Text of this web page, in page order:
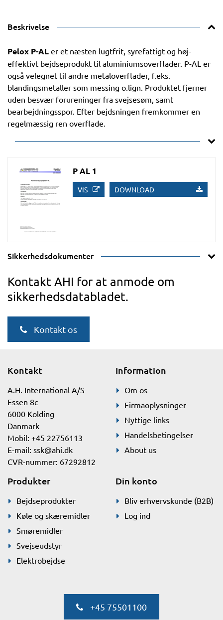
Beskrivelse
Pelox P-AL er et næsten lugtfrit, syrefattigt og høj-
effektivt bejdseprodukt til aluminiumsoverflader. P-AL er
også velegnet til andre metaloverflader, f.eks.
blandingsmetaller som messing o.lign. Produktet fjerner
uden besvær forureninger fra svejsesøm, samt
bearbejdningsspor. Efter bejdsningen fremkommer en
regelmæssig ren overflade.
P AL 1
VIS DOWNLOAD
Sikkerhedsdokumenter
Kontakt AHI for at anmode om
sikkerhedsdatabladet.
Kontakt os
Kontakt
A.H. International A/S
Essen 8c
6000 Kolding
Danmark
Mobil: +45 22756113
E-mail: ssk@ahi.dk
CVR-nummer: 67292812
Information
Om os
Firmaoplysninger
Nyttige links
Handelsbetingelser
About us
Produkter
Bejdseprodukter
Køle og skæremidler
Smøremidler
Svejseudstyr
Elektrobejdse
Din konto
Bliv erhvervskunde (B2B)
Log ind
+45 75501100